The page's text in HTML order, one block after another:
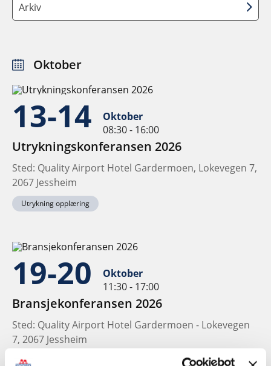
Arkiv
Oktober
13-14
Oktober
08:30 - 16:00
Utrykningskonferansen 2026
Sted: Quality Airport Hotel Gardermoen, Lokevegen 7,
2067 Jessheim
Utrykning opplæring
19-20
Oktober
11:30 - 17:00
Bransjekonferansen 2026
Sted: Quality Airport Hotel Gardermoen - Lokevegen
7, 2067 Jessheim
Sertifisert opplæring/kontroll